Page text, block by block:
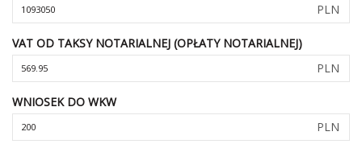
PLN
VAT OD TAKSY NOTARIALNEJ (OPŁATY NOTARIALNEJ)
PLN
WNIOSEK DO WKW
PLN